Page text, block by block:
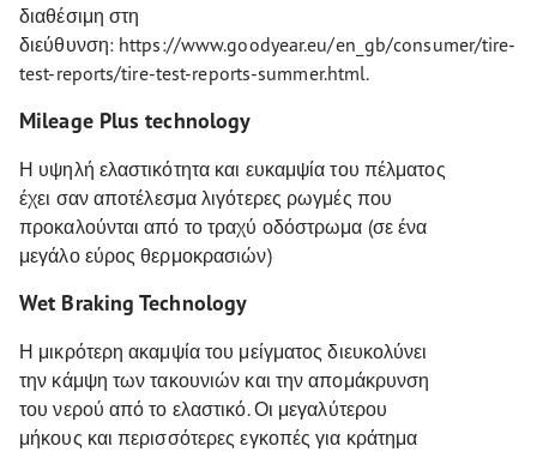
διαθέσιμη στη
διεύθυνση: https://www.goodyear.eu/en_gb/consumer/tire-
test-reports/tire-test-reports-summer.html.
Mileage Plus technology
Η υψηλή ελαστικότητα και ευκαμψία του πέλματος
έχει σαν αποτέλεσμα λιγότερες ρωγμές που
προκαλούνται από το τραχύ οδόστρωμα (σε ένα
μεγάλο εύρος θερμοκρασιών)
Wet Braking Technology
Η μικρότερη ακαμψία του μείγματος διευκολύνει
την κάμψη των τακουνιών και την απομάκρυνση
του νερού από το ελαστικό. Οι μεγαλύτερου
μήκους και περισσότερες εγκοπές για κράτημα